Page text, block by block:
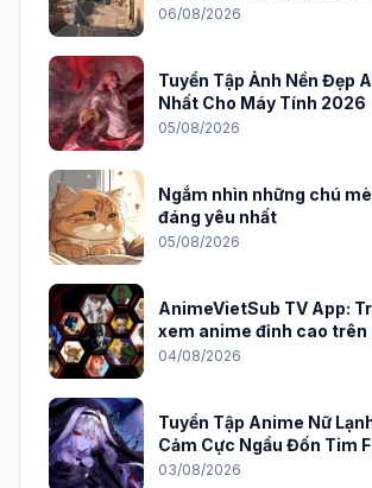
06/08/2026
Tuyển Tập Ảnh Nền Đẹp
Nhất Cho Máy Tính 2026
05/08/2026
Ngắm nhìn những chú
đáng yêu nhất
05/08/2026
AnimeVietSub TV App:
xem anime đỉnh cao trên
04/08/2026
Tuyển Tập Anime Nữ
Cảm Cực Ngầu Đốn Tim
03/08/2026